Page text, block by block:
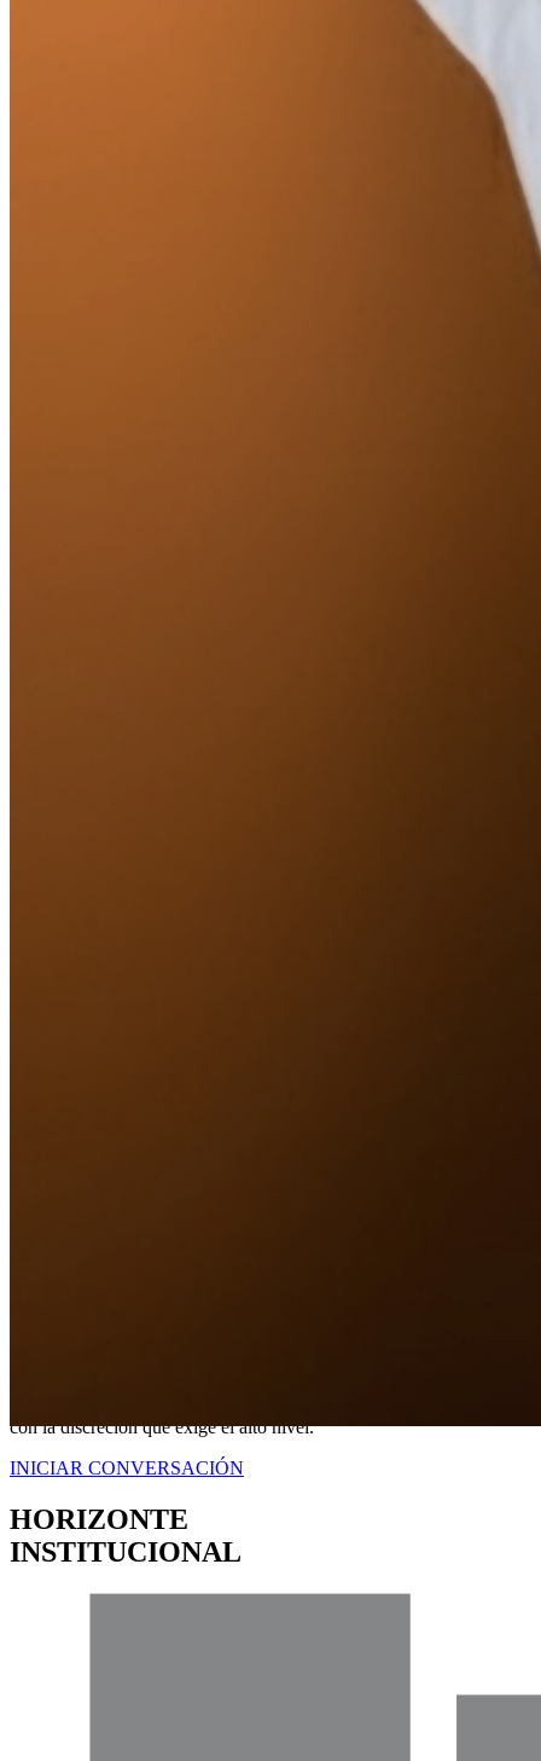
con la discreción que exige el alto nivel.
INICIAR CONVERSACIÓN
HORIZONTE
INSTITUCIONAL